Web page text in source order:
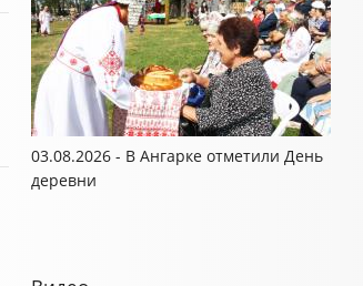
03.08.2026 - В Ангарке отметили День
деревни